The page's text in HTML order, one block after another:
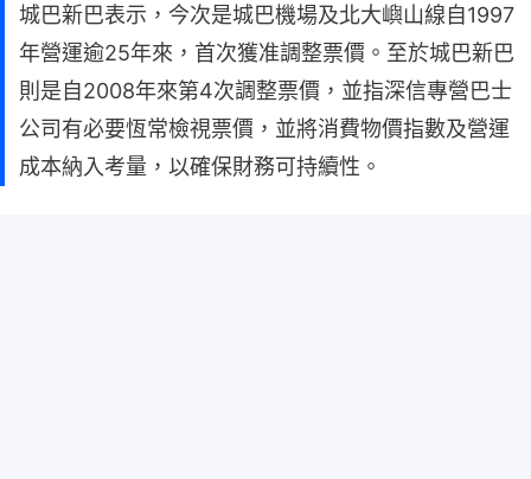
城巴新巴表示，今次是城巴機場及北大嶼山線自1997
年營運逾25年來，首次獲准調整票價。至於城巴新巴
則是自2008年來第4次調整票價，並指深信專營巴士
公司有必要恆常檢視票價，並將消費物價指數及營運
成本納入考量，以確保財務可持續性。